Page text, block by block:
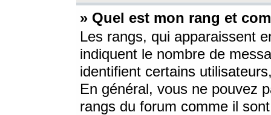
» Quel est mon rang et
Les rangs, qui apparaissent
indiquent le nombre de
identifient certains
En général, vous ne pouvez
rangs du forum comme il